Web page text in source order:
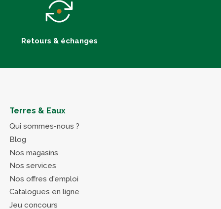
Retours & échanges
Terres & Eaux
Qui sommes-nous ?
Blog
Nos magasins
Nos services
Nos offres d'emploi
Catalogues en ligne
Jeu concours